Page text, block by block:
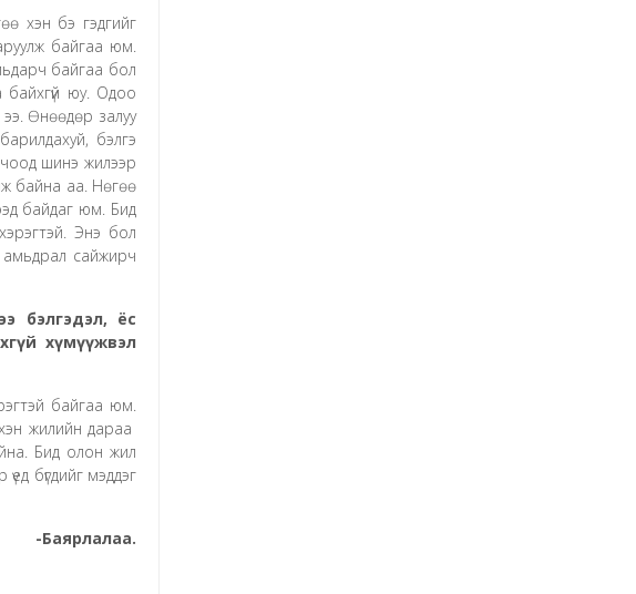
хэн бэ гэдгийг
байгаа юм.
байгаа бол
байхгүй юу. Одоо
ээ. Өнөөдөр залуу
бэлгэ
шинэ жилээр
байна аа. Нөгөө
байдаг юм. Бид
Энэ бол
сайжирч
бэлгэдэл, ёс
хүмүүжвэл
байгаа юм.
жилийн дараа
Бид олон жил
бүгдийг мэддэг
-Баярлалаа.